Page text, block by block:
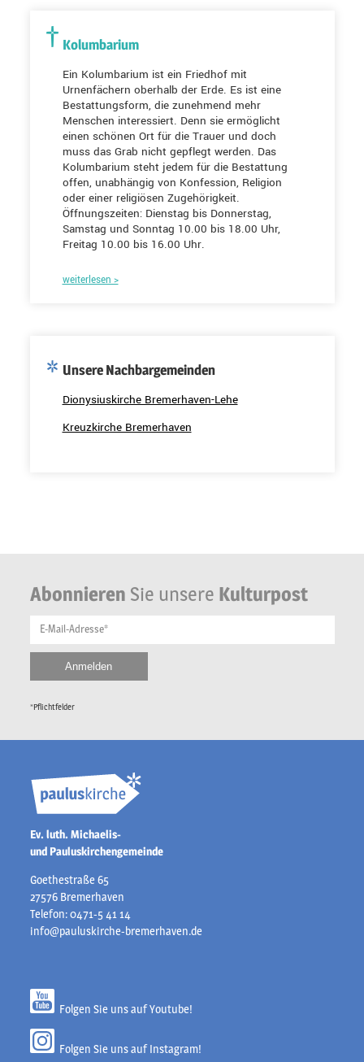
Kolumbarium
Ein Kolumbarium ist ein Friedhof mit
Urnenfächern oberhalb der Erde. Es ist eine
Bestattungsform, die zunehmend mehr
Menschen interessiert. Denn sie ermöglicht
einen schönen Ort für die Trauer und doch
muss das Grab nicht gepflegt werden. Das
Kolumbarium steht jedem für die Bestattung
offen, unabhängig von Konfession, Religion
oder einer religiösen Zugehörigkeit.
Öffnungszeiten: Dienstag bis Donnerstag,
Samstag und Sonntag 10.00 bis 18.00 Uhr,
Freitag 10.00 bis 16.00 Uhr.
weiterlesen >
Unsere Nachbargemeinden
Dionysiuskirche Bremerhaven-Lehe
Kreuzkirche Bremerhaven
Abonnieren Sie unsere Kulturpost
E-Mail-Adresse*
*Pflichtfelder
Ev. luth. Michaelis-
und Pauluskirchengemeinde
Goethestraße 65
27576 Bremerhaven
Telefon: 0471-5 41 14
info@pauluskirche-bremerhaven.de
Folgen Sie uns auf Youtube!
Folgen Sie uns auf Instagram!